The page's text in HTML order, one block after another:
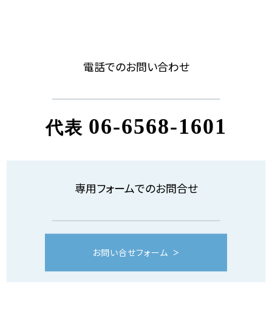
電話でのお問い合わせ
代表 06-6568-1601
専用フォームでのお問合せ
お問い合せフォーム